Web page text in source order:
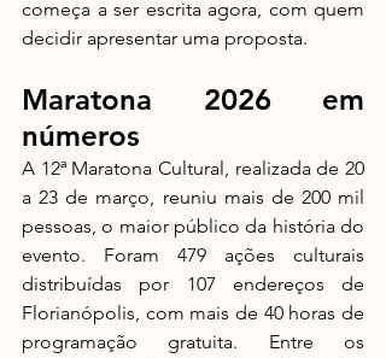
começa a ser escrita agora, com quem
decidir apresentar uma proposta.
Maratona 2026 em
números
A 12ª Maratona Cultural, realizada de 20
a 23 de março, reuniu mais de 200 mil
pessoas, o maior público da história do
evento. Foram 479 ações culturais
distribuídas por 107 endereços de
Florianópolis, com mais de 40 horas de
programação gratuita. Entre os